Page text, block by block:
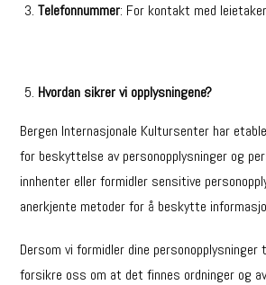
Telefonnummer: For kontakt med
Hvordan sikrer vi opplysningene?
Bergen Internasjonale Kultursenter har
for beskyttelse av personopplysninger og
innhenter eller formidler sensitive
anerkjente metoder for å beskytte
Dersom vi formidler dine
forsikre oss om at det finnes ordninger og